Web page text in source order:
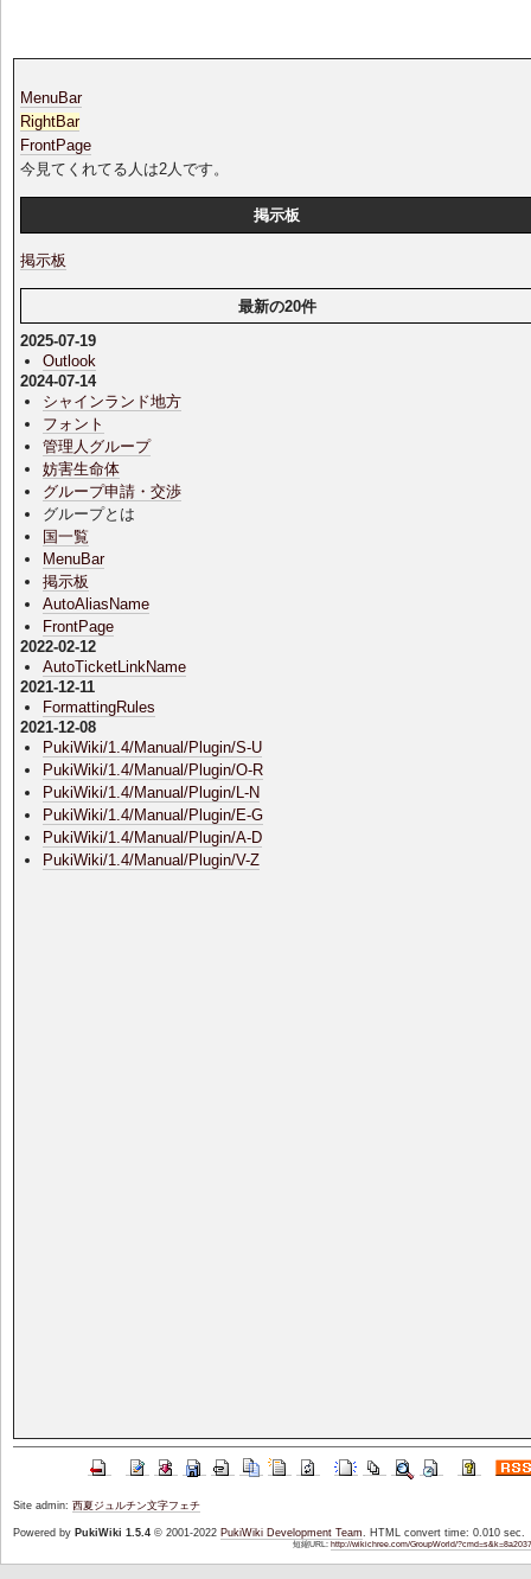
MenuBar
RightBar
FrontPage
今見てくれてる人は2人です。
掲示板
掲示板
最新の20件
2025-07-19
Outlook
2024-07-14
シャインランド地方
フォント
管理人グループ
妨害生命体
グループ申請・交渉
グループとは
国一覧
MenuBar
掲示板
AutoAliasName
FrontPage
2022-02-12
AutoTicketLinkName
2021-12-11
FormattingRules
2021-12-08
PukiWiki/1.4/Manual/Plugin/S-U
PukiWiki/1.4/Manual/Plugin/O-R
PukiWiki/1.4/Manual/Plugin/L-N
PukiWiki/1.4/Manual/Plugin/E-G
PukiWiki/1.4/Manual/Plugin/A-D
PukiWiki/1.4/Manual/Plugin/V-Z
Site admin: 西夏ジュルチン文字フェチ
Powered by PukiWiki 1.5.4© 2001-2022 PukiWiki Development Team. HTML convert time: 0.010 sec.
短縮URL:http://wikichree.com/GroupWorld/